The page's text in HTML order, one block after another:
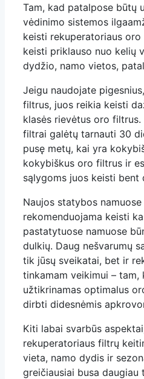
Tam, kad patalpose būtų
vėdinimo sistemos
keisti rekuperatoriaus
keisti priklauso nuo kelių
dydžio, namo vietos,
Jeigu naudojate
filtrus, juos reikia keisti
klasės rievėtus oro
filtrai galėtų tarnauti 30
pusę metų, kai yra
kokybiškus oro filtrus ir
sąlygoms juos keisti bent
Naujos statybos
rekomenduojama keisti
pastatytuose namuose
dulkių. Daug nešvarumų
tik jūsų sveikatai, bet ir
tinkamam veikimui –
užtikrinamas optimalus
dirbti didesnėmis
Kiti labai svarbūs
rekuperatoriaus filtrų
vieta, namo dydis ir
greičiausiai busa daugiau